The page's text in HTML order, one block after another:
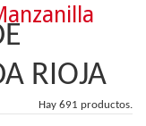
RIOJA
Hay 691 productos.